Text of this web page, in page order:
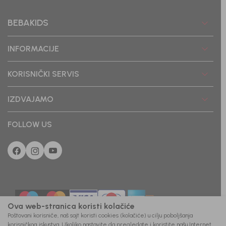
BEBAKIDS
INFORMACIJE
KORISNIČKI SERVIS
IZDVAJAMO
FOLLOW US
Ova web-stranica koristi kolačiće
Poštovani korisniče, naš sajt koristi cookies (kolačiće) u cilju poboljšanja
korisničkog iskustva. Ukoliko nastavite da pregledate i koristite našu Internet